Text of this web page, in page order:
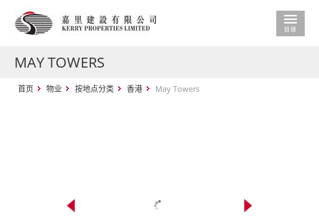
MAY TOWERS
首页 物业 按地点分类 香港 May Towers